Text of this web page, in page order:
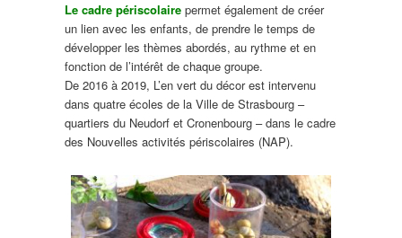
Le cadre périscolaire permet également de créer
un lien avec les enfants, de prendre le temps de
développer les thèmes abordés, au rythme et en
fonction de l’intérêt de chaque groupe.
De 2016 à 2019, L’en vert du décor est intervenu
dans quatre écoles de la Ville de Strasbourg –
quartiers du Neudorf et Cronenbourg – dans le cadre
des Nouvelles activités périscolaires (NAP).